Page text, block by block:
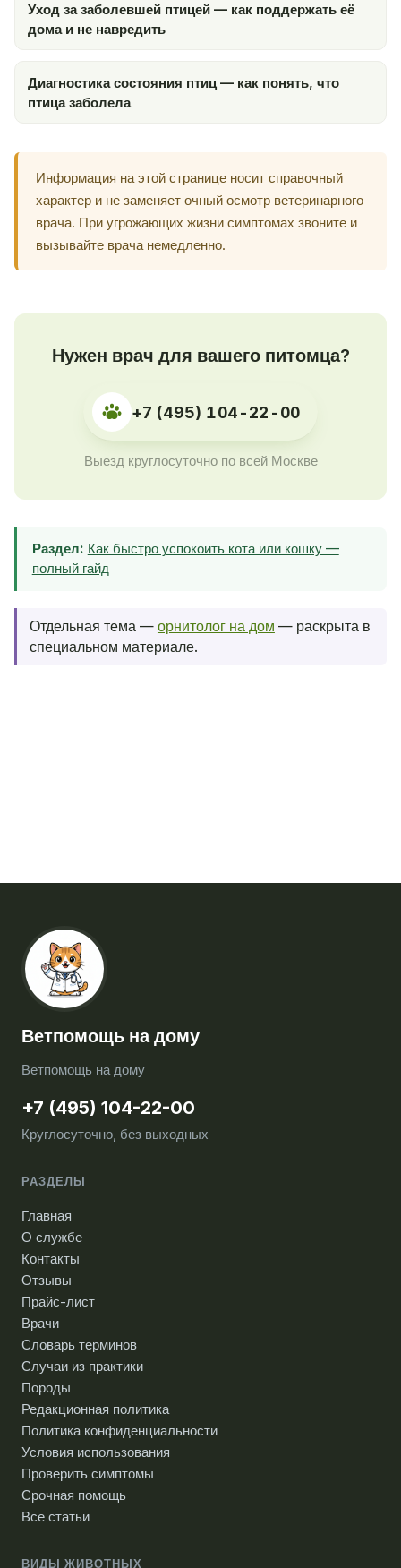
Уход за заболевшей птицей — как поддержать её
дома и не навредить
Диагностика состояния птиц — как понять, что
птица заболела
Информация на этой странице носит справочный
характер и не заменяет очный осмотр ветеринарного
врача. При угрожающих жизни симптомах звоните и
вызывайте врача немедленно.
Нужен врач для вашего питомца?
+7 (495) 104-22-00
Выезд круглосуточно по всей Москве
Раздел: Как быстро успокоить кота или кошку —
полный гайд
Отдельная тема — орнитолог на дом — раскрыта в
специальном материале.
Ветпомощь на дому
Ветпомощь на дому
+7 (495) 104-22-00
Круглосуточно, без выходных
РАЗДЕЛЫ
Главная
О службе
Контакты
Отзывы
Прайс-лист
Врачи
Словарь терминов
Случаи из практики
Породы
Редакционная политика
Политика конфиденциальности
Условия использования
Проверить симптомы
Срочная помощь
Все статьи
ВИДЫ ЖИВОТНЫХ